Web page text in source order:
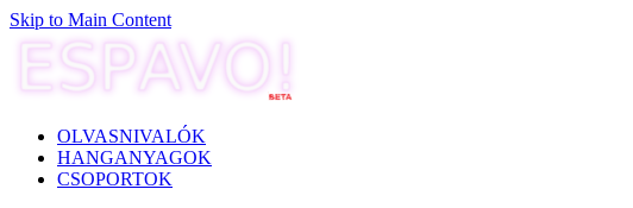
Skip to Main Content
OLVASNIVALÓK
HANGANYAGOK
CSOPORTOK